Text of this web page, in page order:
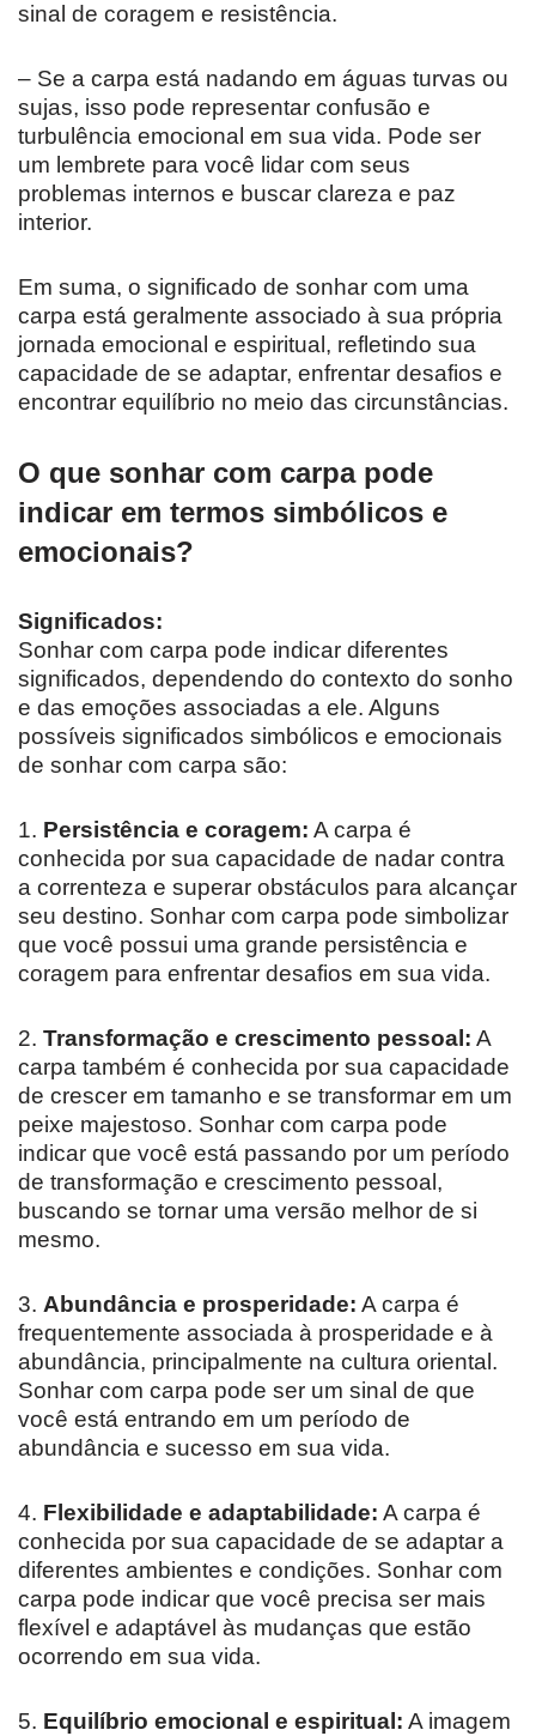
sinal de coragem e resistência.
– Se a carpa está nadando em águas turvas ou
sujas, isso pode representar confusão e
turbulência emocional em sua vida. Pode ser
um lembrete para você lidar com seus
problemas internos e buscar clareza e paz
interior.
Em suma, o significado de sonhar com uma
carpa está geralmente associado à sua própria
jornada emocional e espiritual, refletindo sua
capacidade de se adaptar, enfrentar desafios e
encontrar equilíbrio no meio das circunstâncias.
O que sonhar com carpa pode
indicar em termos simbólicos e
emocionais?
Significados:
Sonhar com carpa pode indicar diferentes
significados, dependendo do contexto do sonho
e das emoções associadas a ele. Alguns
possíveis significados simbólicos e emocionais
de sonhar com carpa são:
1. Persistência e coragem: A carpa é
conhecida por sua capacidade de nadar contra
a correnteza e superar obstáculos para alcançar
seu destino. Sonhar com carpa pode simbolizar
que você possui uma grande persistência e
coragem para enfrentar desafios em sua vida.
2. Transformação e crescimento pessoal: A
carpa também é conhecida por sua capacidade
de crescer em tamanho e se transformar em um
peixe majestoso. Sonhar com carpa pode
indicar que você está passando por um período
de transformação e crescimento pessoal,
buscando se tornar uma versão melhor de si
mesmo.
3. Abundância e prosperidade: A carpa é
frequentemente associada à prosperidade e à
abundância, principalmente na cultura oriental.
Sonhar com carpa pode ser um sinal de que
você está entrando em um período de
abundância e sucesso em sua vida.
4. Flexibilidade e adaptabilidade: A carpa é
conhecida por sua capacidade de se adaptar a
diferentes ambientes e condições. Sonhar com
carpa pode indicar que você precisa ser mais
flexível e adaptável às mudanças que estão
ocorrendo em sua vida.
5. Equilíbrio emocional e espiritual: A imagem